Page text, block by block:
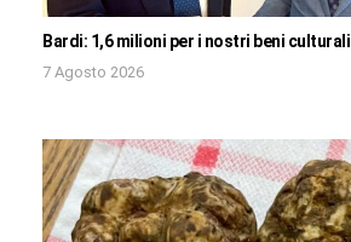
Bardi: 1,6 milioni per i nostri beni culturali
7 Agosto 2026